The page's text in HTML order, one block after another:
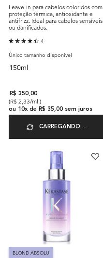
THERMIQUE
Leave-in para cabelos coloridos com
proteção térmica, antioxidante e
antifrizz. Ideal para cabelos sensíveis
ou danificados.
4
Único tamanho disponível
150ml
R$ 350,00
(R$ 2,33/ml.)
ou 10x de R$ 35,00 sem juros
CARREGANDO ...
BLOND ABSOLU